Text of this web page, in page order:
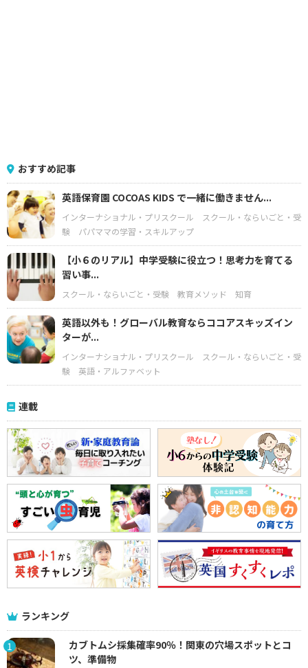
おすすめ記事
英語保育園 COCOAS KIDS で一緒に働きません...
インターナショナル・プリスクール
スクール・ならいごと・受
験
パパママの学習・スキルアップ
【小６のリアル】中学受験に役立つ！思考力を育てる
習い事...
スクール・ならいごと・受験 教育メソッド 知育
英語以外も！グローバル教育ならココアスキッズイン
ターが...
インターナショナル・プリスクール
スクール・ならいごと・受
験
英語・アルファベット
連載
ランキング
1
カブトムシ採集確率90％！関東の穴場スポットとコ
ツ、準備物